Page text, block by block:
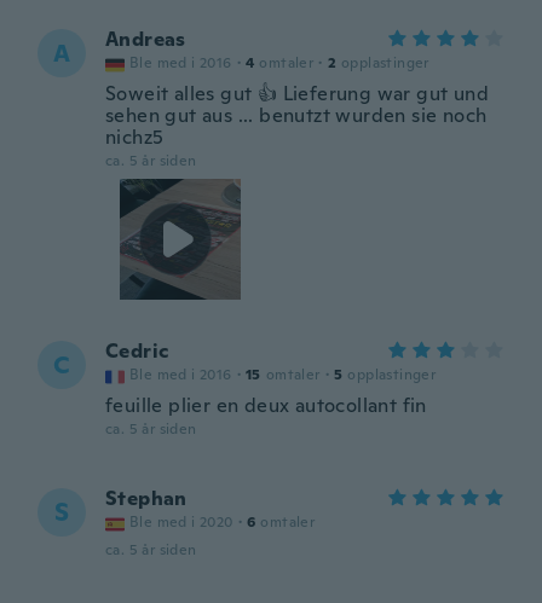
A Andreas
Ble med i 2016 · 4 omtaler · 2 opplastinger
Soweit alles gut 👍 Lieferung war gut und
sehen gut aus ... benutzt wurden sie noch
nichz5
ca. 5 år siden
C Cedric
Ble med i 2016 · 15 omtaler · 5 opplastinger
feuille plier en deux autocollant fin
ca. 5 år siden
S Stephan
Ble med i 2020 · 6 omtaler
ca. 5 år siden